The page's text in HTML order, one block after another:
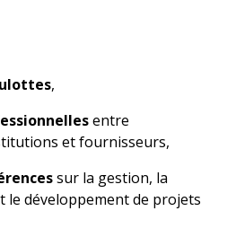
,
entre
et fournisseurs,
sur la gestion, la
le développement de projets